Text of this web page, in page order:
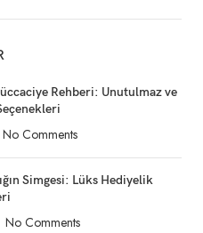
Rehberi: Unutulmaz ve
No Comments
Simgesi: Lüks Hediyelik
No Comments